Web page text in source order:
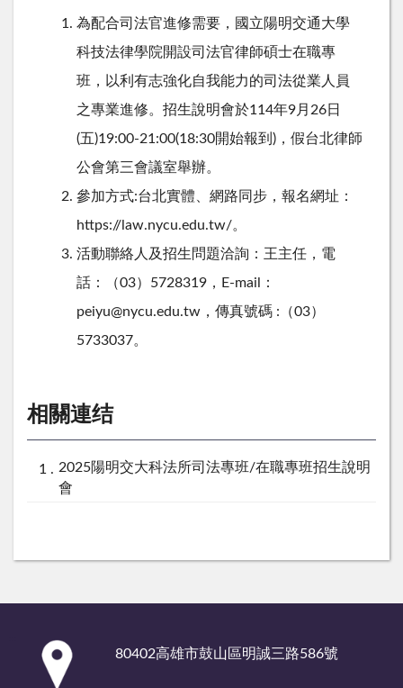
為配合司 法官進修需要 ，國立陽明交通大學
科技法律學院開設司 法官律師碩士在職專
班 ， 以利 有志強化自我能力的司 法從業 人 員
之專業進修。 招生說明會於1 1 4年9月 26日
(五 )1 9:00-21 :00(1 8:30開始報到 ) ， 假台北律師
公會第三會議室舉辦。
參加方式:台北實體 網路 同 步 ， 報名網址 ：
htps:// aw.nycu.edu.tw/。
活動聯絡人 及招生問題洽詢 ： 王主任 ， 電
話 ： （03） 572831 9 ， E-mai
：
peiyu@nycu.edu.tw ， 傳真號碼 : （03）
5733037。
相關連结
2025陽明交大科法所司法專班/在職專班招生說明
會
80402高雄市鼓山區明誠三路586號